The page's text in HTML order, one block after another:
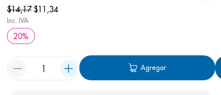
$14,17 $11 ,34
Inc. IVA
20%
Agregar
3.
4. cerave
shampoo